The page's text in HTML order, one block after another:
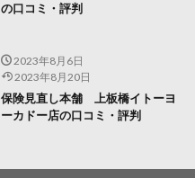
の口コミ・評判
2023年8月6日
2023年8月20日
保険見直し本舗 上板橋イトーヨ
ーカドー店の口コミ・評判